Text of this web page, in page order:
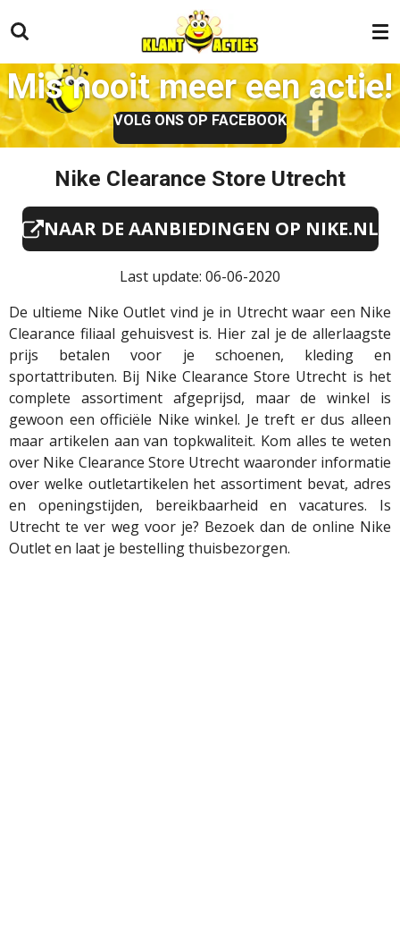
direct
naar
de
hoofdinhoud
Mis nooit meer een actie!
VOLG ONS OP FACEBOOK
Nike Clearance Store Utrecht
NAAR DE AANBIEDINGEN OP NIKE.NL
Last update: 06-06-2020
De ultieme Nike Outlet vind je in Utrecht waar een Nike
Clearance filiaal gehuisvest is. Hier zal je de allerlaagste
prijs betalen voor je schoenen, kleding en
sportattributen. Bij Nike Clearance Store Utrecht is het
complete assortiment afgeprijsd, maar de winkel is
gewoon een officiële Nike winkel. Je treft er dus alleen
maar artikelen aan van topkwaliteit. Kom alles te weten
over Nike Clearance Store Utrecht waaronder informatie
over welke outletartikelen het assortiment bevat, adres
en openingstijden, bereikbaarheid en vacatures. Is
Utrecht te ver weg voor je? Bezoek dan de online Nike
Outlet en laat je bestelling thuisbezorgen.